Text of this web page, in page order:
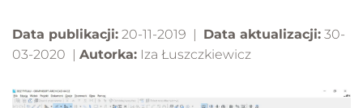
Data publikacji: 20-11-2019 | Data aktualizacji: 30-
03-2020 | Autorka: Iza Łuszczkiewicz